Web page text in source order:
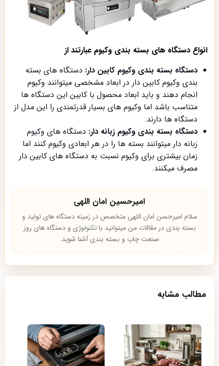
انواع دستگاه های بسته بندی وکیوم عبارتند از
دستگاه بسته بندی وکیوم کابین دار: دستگاه های بسته
بندی وکیوم کابین دار در ابعاد مشخصی میتوانند وکیوم
انجام دهند و باید ابعاد محصول با کابین این دستگاه ها
متناسب باشد اما وکیوم های بسیار قدرتمندی را این مدل از
دستگاه ها دارند.
دستگاه بسته بندی وکیوم زبانه دار: دستگاه های وکیوم
زبانه دار میتوانند بسته ها را در هر ابعادی وکیوم کنند اما
زمان بیشتری برای وکیوم نسبت به دستگاه های کابین دار
مصرف میکنند.
امیرحسین امان اللهی
سلام امیرحسن امان اللهی متخصص در زمینه دستگاه های تولید و
بسته بندی در مقالات من میتوانید با تکنولوژی و دستگاه های روز
صنعت چاپ و بسته بندی آشنا شوید.
مطالب مشابه